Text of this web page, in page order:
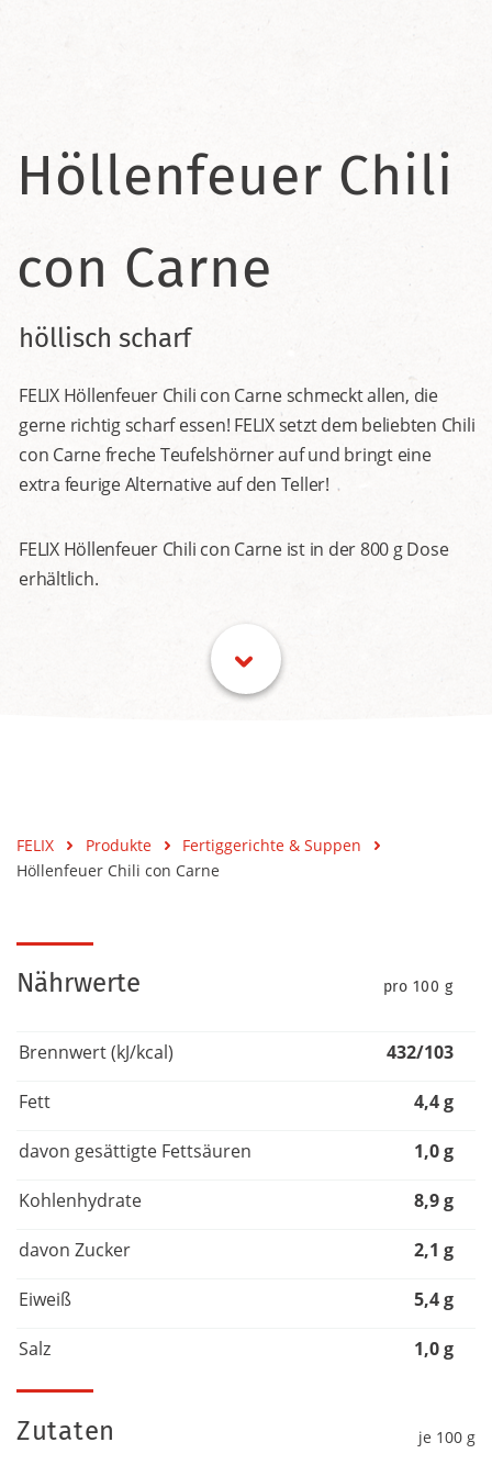
Höllenfeuer Chili
con Carne
höllisch scharf
FELIX Höllenfeuer Chili con Carne schmeckt allen, die
gerne richtig scharf essen! FELIX setzt dem beliebten Chili
con Carne freche Teufelshörner auf und bringt eine
extra feurige Alternative auf den Teller!
FELIX Höllenfeuer Chili con Carne ist in der 800 g Dose
erhältlich.
FELIX Produkte
Fertiggerichte & Suppen
Höllenfeuer Chili con Carne
Nährwerte pro 100 g
Brennwert (kJ/kcal) 432/103
Fett 4,4 g
davon gesättigte Fettsäuren 1,0 g
Kohlenhydrate 8,9 g
davon Zucker 2,1 g
Eiweiß 5,4 g
Salz 1,0 g
Zutaten je 100 g